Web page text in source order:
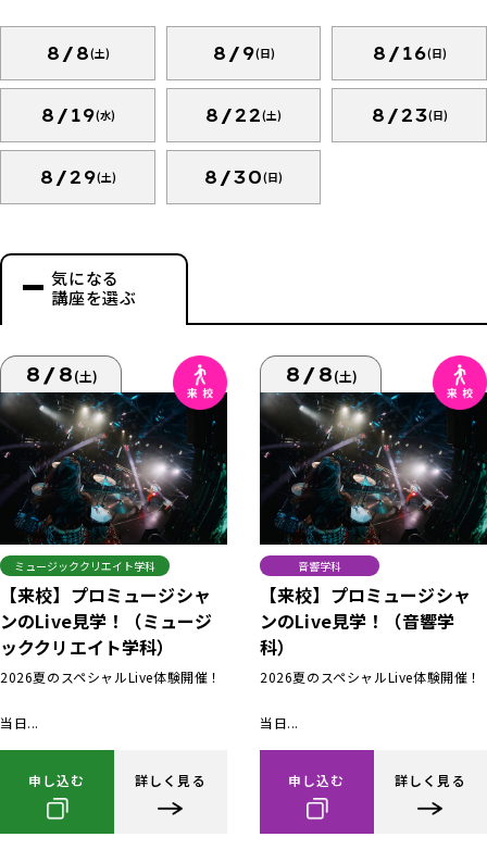
8/8(土) 8/9(日) 8/16(日)
8/19(水) 8/22(土) 8/23(日)
8/29(土) 8/30(日)
気になる
講座を選ぶ
8/8(土)
ミュージッククリエイト学科
【来校】プロミュージシャ
ンのLive見学！（ミュージ
ッククリエイト学科）
2026夏のスペシャルLive体験開催！
当日...
申し込む 詳しく見る
8/8(土)
音響学科
【来校】プロミュージシャ
ンのLive見学！（音響学
科）
2026夏のスペシャルLive体験開催！
当日...
申し込む 詳しく見る